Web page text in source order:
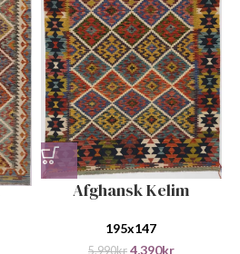
Afghansk Kelim
195x147
5,990kr 4,390kr